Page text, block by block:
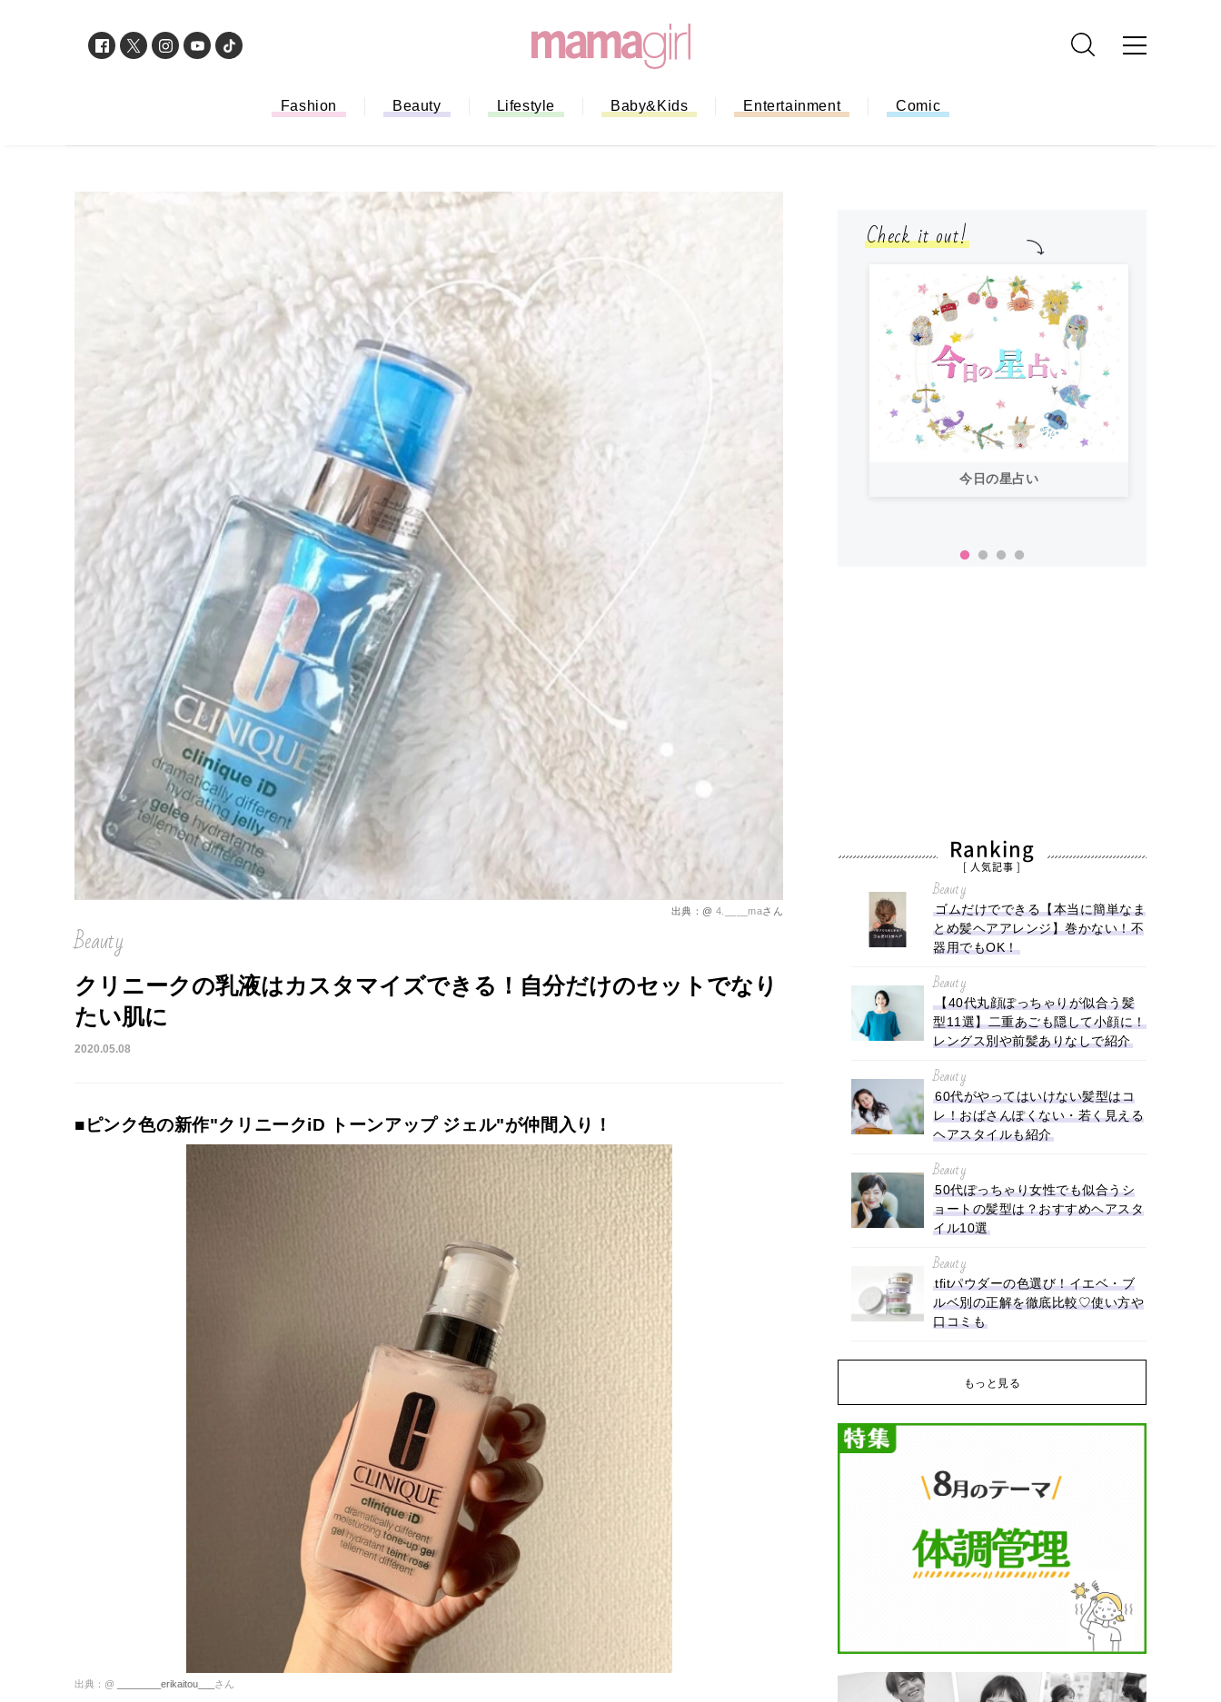
Fashion Beauty Lifestyle Baby&Kids Entertainment Comic
出典：@ 4.____maさん
Beauty
クリニークの乳液はカスタマイズできる！自分だけのセットでなり
たい肌に
2020.05.08
■ピンク色の新作"クリニークiD トーンアップ ジェル"が仲間入り！
出典：@ ________erikaitou___ さん
Check it out!
バイルオーダー完全ガイド｜支払い方
今日の星占い
Ranking
[ 人気記事 ]
Beauty
ゴムだけでできる【本当に簡単なま
とめ髪ヘアアレンジ】巻かない！不
器用でもOK！
Beauty
【40代丸顔ぽっちゃりが似合う髪
型11選】二重あごも隠して小顔に！
レングス別や前髪ありなしで紹介
Beauty
60代がやってはいけない髪型はコ
レ！おばさんぽくない・若く見える
ヘアスタイルも紹介
Beauty
50代ぽっちゃり女性でも似合うシ
ョートの髪型は？おすすめヘアスタ
イル10選
Beauty
tfitパウダーの色選び！イエベ・ブ
ルベ別の正解を徹底比較♡使い方や
口コミも
もっと見る